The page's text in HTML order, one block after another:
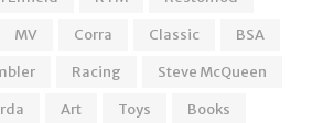
MV Corra Classic
BSA
Racing
Steve McQueen
Art Toys Books